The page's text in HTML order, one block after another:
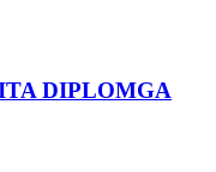
DIPLOMGA